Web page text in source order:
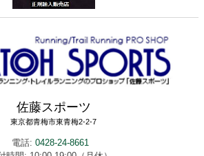
佐藤スポーツ
東京都青梅市東青梅2-2-7
電話: 0428-24-8661